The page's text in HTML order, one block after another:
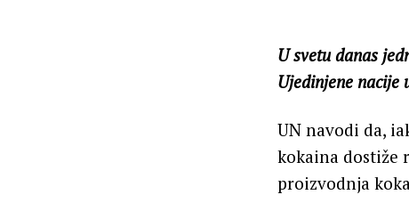
U svetu danas
Ujedinjene nacije
UN navodi da,
kokaina dostiže
proizvodnja